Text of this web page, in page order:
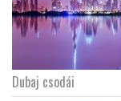
Dubaj csodái